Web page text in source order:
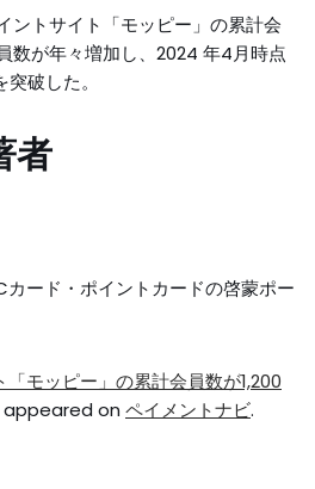
ントサイト「モッピー」の累計会
数が年々増加し、2024 年4月時点
破した。
者
カード・ポイントカードの啓蒙ポー
モッピー」の累計会員数が1,200
on ペイメントナビ.